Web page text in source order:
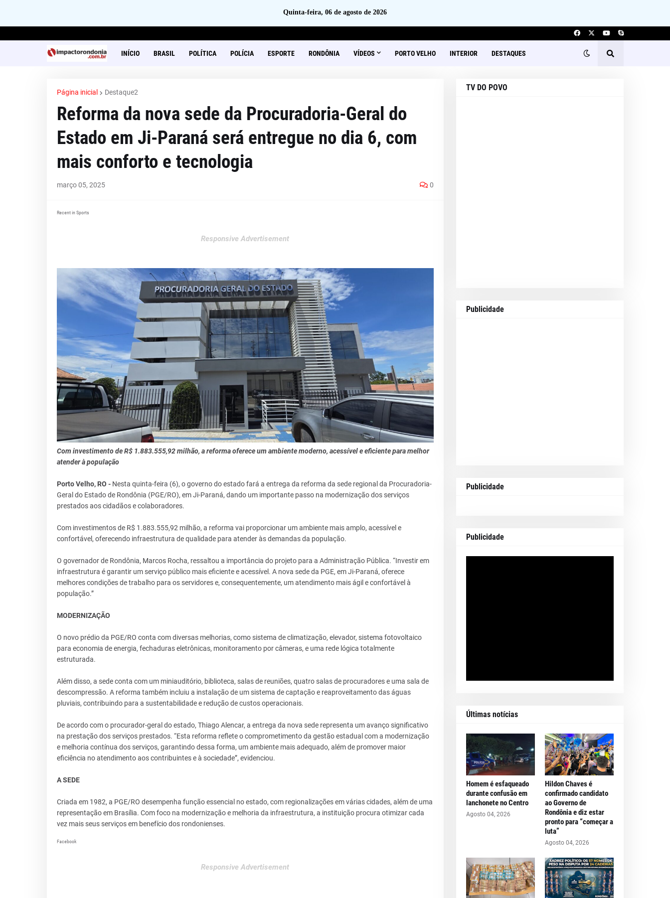
Quinta-feira, 06 de agosto de 2026
INÍCIO BRASIL POLÍTICA POLÍCIA ESPORTE RONDÔNIA VÍDEOS PORTO VELHO INTERIOR DESTAQUES
Página inicial Destaque2
Reforma da nova sede da Procuradoria-Geral do
Estado em Ji-Paraná será entregue no dia 6, com
mais conforto e tecnologia
março 05, 2025 0
Recent in Sports
Responsive Advertisement
Com investimento de R$ 1.883.555,92 milhão, a reforma oferece um ambiente moderno, acessível e eficiente para melhor
atender à população
Porto Velho, RO - Nesta quinta-feira (6), o governo do estado fará a entrega da reforma da sede regional da Procuradoria-
Geral do Estado de Rondônia (PGE/RO), em Ji-Paraná, dando um importante passo na modernização dos serviços
prestados aos cidadãos e colaboradores.
Com investimentos de R$ 1.883.555,92 milhão, a reforma vai proporcionar um ambiente mais amplo, acessível e
confortável, oferecendo infraestrutura de qualidade para atender às demandas da população.
O governador de Rondônia, Marcos Rocha, ressaltou a importância do projeto para a Administração Pública. “Investir em
infraestrutura é garantir um serviço público mais eficiente e acessível. A nova sede da PGE, em Ji-Paraná, oferece
melhores condições de trabalho para os servidores e, consequentemente, um atendimento mais ágil e confortável à
população.”
MODERNIZAÇÃO
O novo prédio da PGE/RO conta com diversas melhorias, como sistema de climatização, elevador, sistema fotovoltaico
para economia de energia, fechaduras eletrônicas, monitoramento por câmeras, e uma rede lógica totalmente
estruturada.
Além disso, a sede conta com um miniauditório, biblioteca, salas de reuniões, quatro salas de procuradores e uma sala de
descompressão. A reforma também incluiu a instalação de um sistema de captação e reaproveitamento das águas
pluviais, contribuindo para a sustentabilidade e redução de custos operacionais.
De acordo com o procurador-geral do estado, Thiago Alencar, a entrega da nova sede representa um avanço significativo
na prestação dos serviços prestados. “Esta reforma reflete o comprometimento da gestão estadual com a modernização
e melhoria contínua dos serviços, garantindo dessa forma, um ambiente mais adequado, além de promover maior
eficiência no atendimento aos contribuintes e à sociedade”, evidenciou.
A SEDE
Criada em 1982, a PGE/RO desempenha função essencial no estado, com regionalizações em várias cidades, além de uma
representação em Brasília. Com foco na modernização e melhoria da infraestrutura, a instituição procura otimizar cada
vez mais seus serviços em benefício dos rondonienses.
Facebook
Responsive Advertisement
TV DO POVO
Publicidade
Publicidade
Publicidade
Últimas notícias
Homem é esfaqueado
durante confusão em
lanchonete no Centro
Agosto 04, 2026
Hildon Chaves é
confirmado candidato
ao Governo de
Rondônia e diz estar
pronto para “começar a
luta”
Agosto 04, 2026